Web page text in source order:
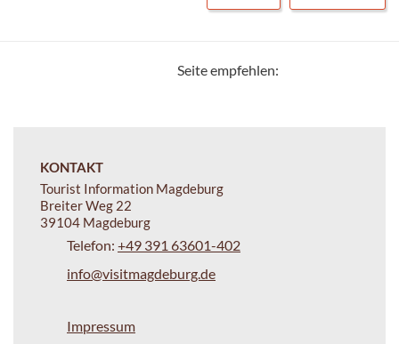
Seite empfehlen:
KONTAKT
Tourist Information Magdeburg
Breiter Weg 22
39104 Magdeburg
Telefon: +49 391 63601-402
info@visitmagdeburg.de
Impressum